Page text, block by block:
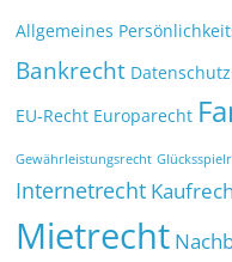
Allgemeines
Bankrecht
EU-Recht Europarecht
Gewährleistungsrecht
Internetrecht
Mietrecht